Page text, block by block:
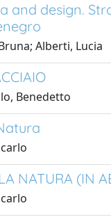
and design.
Alberti, Lucia
Benedetto
NATURA (IN